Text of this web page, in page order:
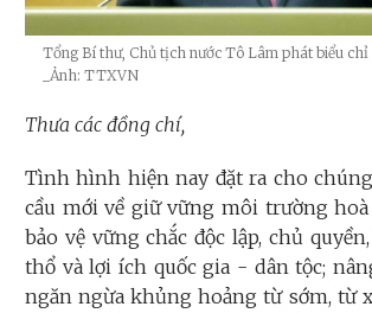
Tổng Bí thư, Chủ tịch nước Tô Lâm phát biểu
_Ảnh: TTXVN
Thưa các đồng chí,
Tình hình hiện nay đặt ra cho
cầu mới về giữ vững môi trường
bảo vệ vững chắc độc lập, chủ
thổ và lợi ích quốc gia - dân tộc;
ngăn ngừa khủng hoảng từ sớm, từ